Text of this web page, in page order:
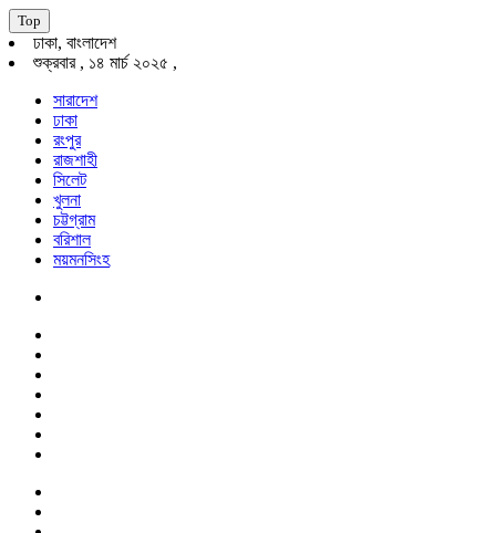
Top
ঢাকা, বাংলাদেশ
শুক্রবার , ১৪ মার্চ ২০২৫ ,
সারাদেশ
ঢাকা
রংপুর
রাজশাহী
সিলেট
খুলনা
চট্টগ্রাম
বরিশাল
ময়মনসিংহ